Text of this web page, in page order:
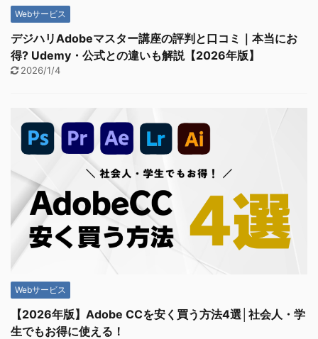
Webサービス
デジハリAdobeマスター講座の評判と口コミ｜本当にお
得? Udemy・公式との違いも解説【2026年版】
2026/1/4
Webサービス
【2026年版】Adobe CCを安く買う方法4選│社会人・学
生でもお得に使える！